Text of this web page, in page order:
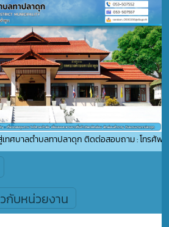
ทศบาลตำบลทาปลาดุก ติดต่อสอบถาม : โทรศัพท์
กับหน่วยงาน